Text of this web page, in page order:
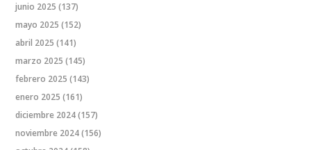
junio 2025 (137)
mayo 2025 (152)
abril 2025 (141)
marzo 2025 (145)
febrero 2025 (143)
enero 2025 (161)
diciembre 2024(157)
noviembre 2024(156)